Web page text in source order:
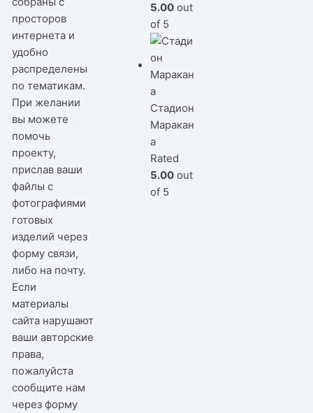
просторов
интернета и
удобно
распределены
по тематикам.
При желании
вы можете
помочь
проекту,
прислав ваши
файлы с
фотографиями
готовых
изделий через
форму связи,
либо на почту.
Если
материалы
сайта нарушают
ваши авторские
права,
пожалуйста
сообщите нам
черезформу
5.00 out
of 5
Стадион
Маракан
а
Rated
5.00 out
of 5